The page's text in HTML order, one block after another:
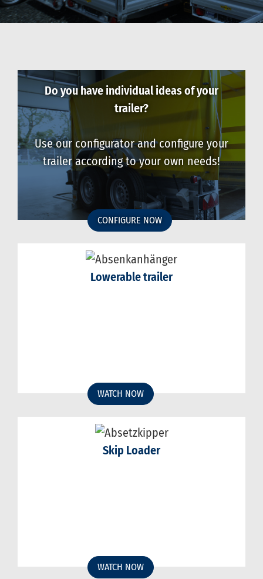
Do you have individual ideas of your
trailer?
Use our configurator and configure your
trailer according to your own needs!
CONFIGURE NOW
Lowerable trailer
WATCH NOW
Skip Loader
WATCH NOW